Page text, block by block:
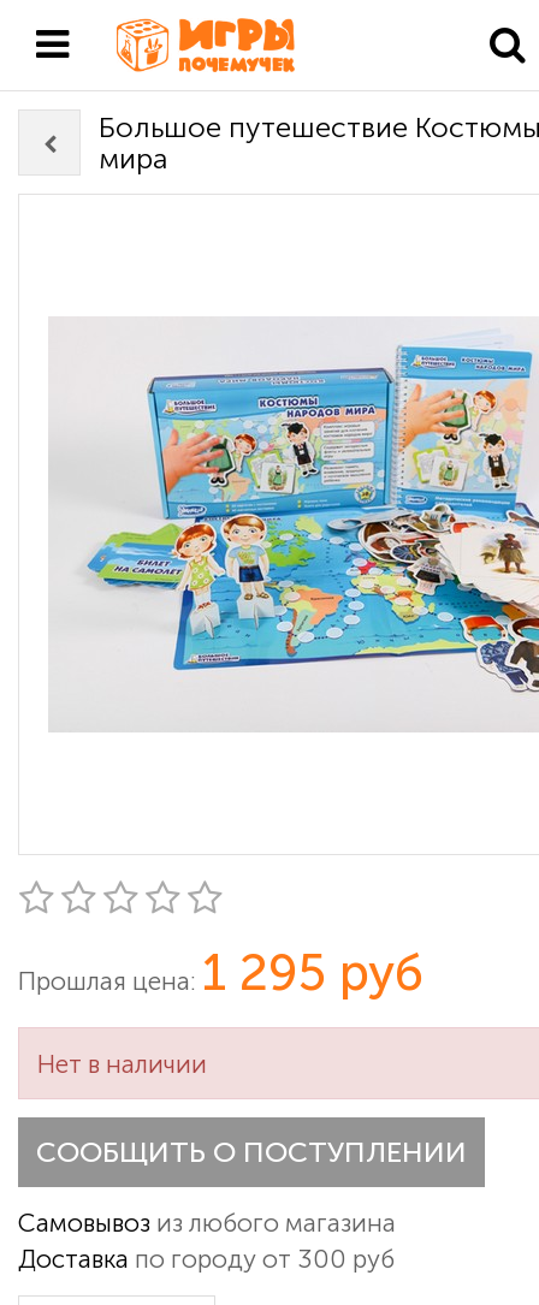
Большое путешествие
мира
Прошлая цена: 1 295 руб
Нет в наличии
СООБЩИТЬ О ПОСТУПЛЕНИИ
Самовывоз из любого магазина
Доставка по городу от 300 руб